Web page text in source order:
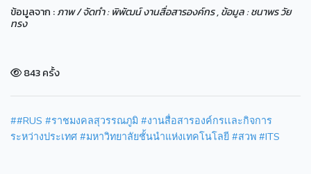
ข้อมูลจาก :ภาพ / จัดทำ : พิพัฒน์ งานสื่อสารองค์กร , ข้อมูล : ชนาพร วัย
ทรง
843 ครั้ง
##RUS #ราชมงคลสุวรรณภูมิ #งานสื่อสารองค์กรเเละกิจการ
ระหว่างประเทศ #มหาวิทยาลัยชั้นนำแห่งเทคโนโลยี #สวพ #ITS